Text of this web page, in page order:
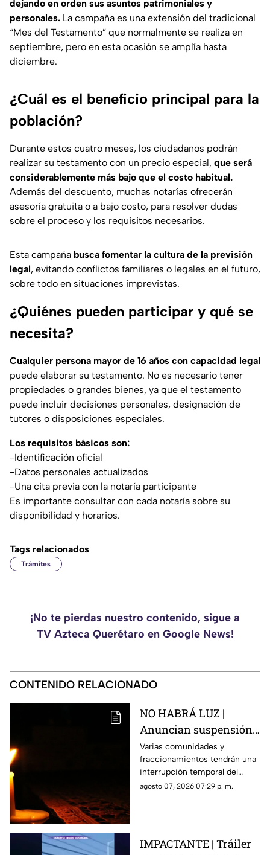
dejando en orden sus asuntos patrimoniales y
personales. La campaña es una extensión del tradicional
“Mes del Testamento” que normalmente se realiza en
septiembre, pero en esta ocasión se amplía hasta
diciembre.
¿Cuál es el beneficio principal para la
población?
Durante estos cuatro meses, los ciudadanos podrán
realizar su testamento con un precio especial, que será
considerablemente más bajo que el costo habitual.
Además del descuento, muchas notarías ofrecerán
asesoría gratuita o a bajo costo, para resolver dudas
sobre el proceso y los requisitos necesarios.
Esta campaña busca fomentar la cultura de la previsión
legal, evitando conflictos familiares o legales en el futuro,
sobre todo en situaciones imprevistas.
¿Quiénes pueden participar y qué se
necesita?
Cualquier persona mayor de 16 años con capacidad legal
puede elaborar su testamento. No es necesario tener
propiedades o grandes bienes, ya que el testamento
puede incluir decisiones personales, designación de
tutores o disposiciones especiales.
Los requisitos básicos son:
-Identificación oficial
-Datos personales actualizados
-Una cita previa con la notaría participante
Es importante consultar con cada notaría sobre su
disponibilidad y horarios.
Tags relacionados
Trámites
¡No te pierdas nuestro contenido, sigue a
TV Azteca Querétaro en Google News!
CONTENIDO RELACIONADO
NO HABRÁ LUZ |
Anuncian suspensión
del suministro eléctrico
en Querétaro; estás
serán las zonas
afectadas
Varias comunidades y
fraccionamientos tendrán una
interrupción temporal del
servicio eléctrico durante
agosto 07, 2026 07:29 p. m.
IMPACTANTE | Tráiler